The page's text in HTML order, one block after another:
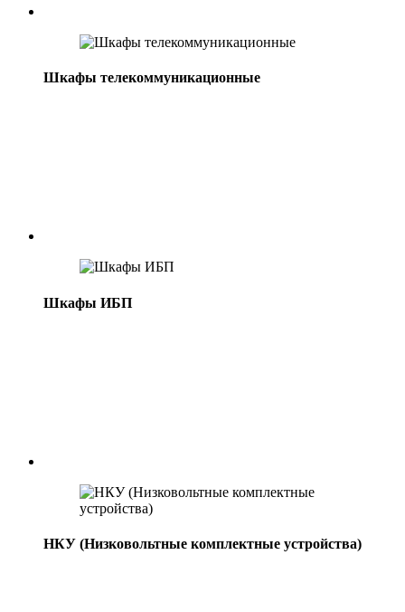
Шкафы телекоммуникационные
Шкафы ИБП
НКУ (Низковольтные комплектные устройства)